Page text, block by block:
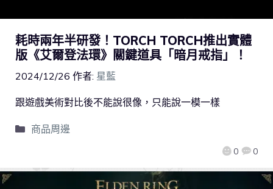
耗時兩年半研發！TORCH TORCH推出實體
版《艾爾登法環》關鍵道具「暗月戒指」！
2024/12/26 作者: 星藍
0 0
跟遊戲美術對比後不能說很像，只能說一模一樣
商品周邊